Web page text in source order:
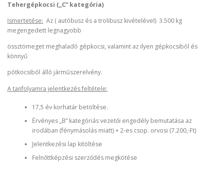
Tehergépkocsi („C” kategória)
Ismertetése: Az ( autóbusz és a trolibusz kivételével) 3.500 kg
megengedett legnagyobb
össztömeget meghaladó gépkocsi, valamint az ilyen gépkocsiból és
könnyű
pótkocsiból álló járműszerelvény.
A tanfolyamra jelentkezés feltétele:
17,5 év korhatár betöltése.
Érvényes „B” kategóriás vezetői engedély bemutatása az
irodában (fénymásolás miatt) + 2-es csop. orvosi (7.200,-Ft)
Jelentkezési lap kitöltése
Felnőttképzési szerződés megkötése